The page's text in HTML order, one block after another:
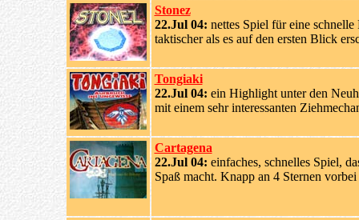
Stonez
22.Jul 04: nettes Spiel für eine schnelle
taktischer als es auf den ersten Blick
Tongiaki
22.Jul 04: ein Highlight unter den
mit einem sehr interessanten
Cartagena
22.Jul 04: einfaches, schnelles Spiel,
Spaß macht. Knapp an 4 Sternen vorbei